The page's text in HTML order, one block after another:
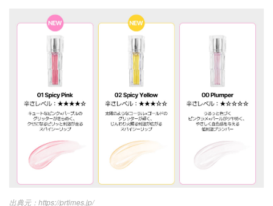
https://prtimes.jp/